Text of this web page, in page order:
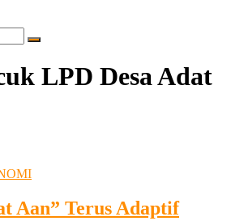
LPD Desa Adat
Aan” Terus Adaptif